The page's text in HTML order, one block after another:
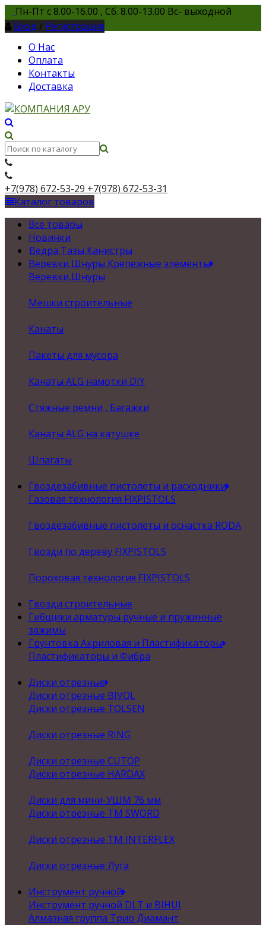
Пн-Пт с 8.00-16.00 , Сб. 8.00-13.00 Вс- выходной
Вход / Регистрация
О Нас
Оплата
Контакты
Доставка
+7(978) 672-53-29 +7(978) 672-53-31
Каталог товаров
Все товары
Новинки
Ведра,Тазы,Канистры
Веревки,Шнуры,Крепежные элементы
Веревки,Шнуры
Мешки строительные
Канаты
Пакеты для мусора
Канаты ALG намотки DIY
Стяжные ремни , Багажки
Канаты ALG на катушке
Шпагаты
Гвоздезабивные пистолеты и расходники
Газовая технология FIXPISTOLS
Гвоздезабивные пистолеты и оснастка RODA
Гвозди по дереву FIXPISTOLS
Пороховая технология FIXPISTOLS
Гвозди строительные
Гибщики арматуры ручные и пружинные
зажимы
Грунтовка Акриловая и Пластификаторы
Пластификаторы и Фибра
Диски отрезные
Диски отрезные BIVOL
Диски отрезные TOLSEN
Диски отрезные RING
Диски отрезные CUTOP
Диски отрезные HARDAX
Диски для мини-УШМ 76 мм
Диски отрезные ТМ SWORD
Диски отрезные ТМ INTERFLEX
Диски отрезные Луга
Инструмент ручной
Инструмент ручной DLT и BIHUI
Алмазная группа Трио Диамант